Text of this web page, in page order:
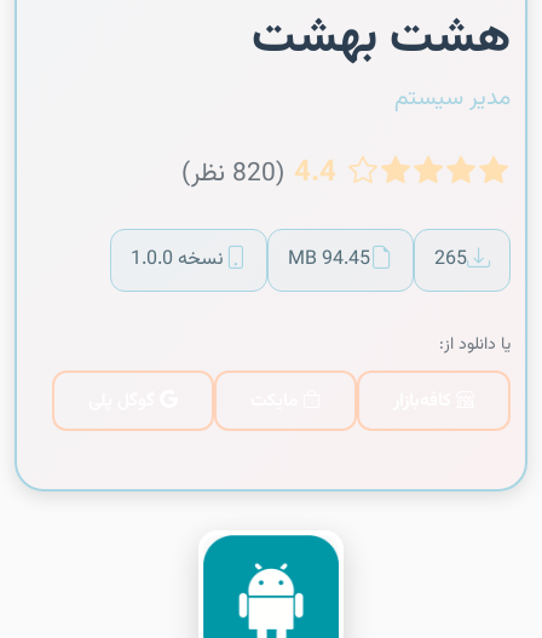
هشت بهشت
مدیر سیستم
4.4 (820 نظر)
265
94.45 MB نسخه 1.0.0
یا دانلود از: